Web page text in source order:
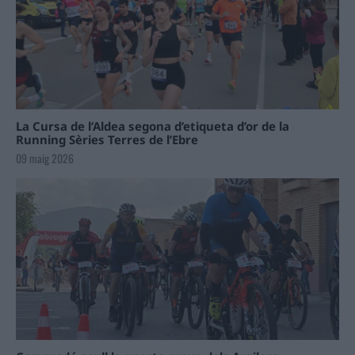
La Cursa de l’Aldea segona d’etiqueta d’or de la
Running Sèries Terres de l’Ebre
09 maig 2026